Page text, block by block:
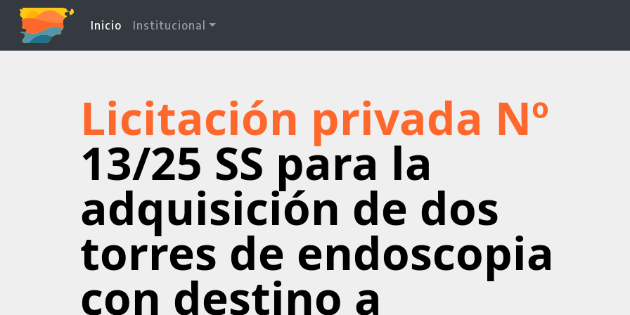
Inicio (current)
Institucional
Licitación privada Nº
13/25 SS para la
adquisición de dos
torres de endoscopia
con destino a